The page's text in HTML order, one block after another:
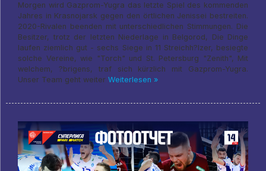
Morgen wird Gazprom-Yugra das letzte Spiel des kommenden
Jahres in Krasnojarsk gegen den örtlichen Jenissei bestreiten.
2020-Rivalen beenden mit unterschiedlichen Stimmungen. Die
Besitzer, trotz der letzten Niederlage in Belgorod, Die Dinge
laufen ziemlich gut - sechs Siege in 11 Streichh?lzer, besiegte
solche Vereine, wie "Torch" und St. Petersburg "Zenith", Mit
welchem, ?brigens, traf sich kürzlich mit Gazprom-Yugra.
Unser Team geht weiter Weiterlesen »